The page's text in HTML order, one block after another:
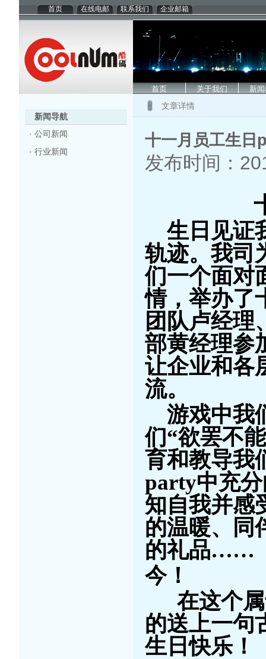
首页 在线电邮 联系我们 企业邮箱
首页 关于我们 新
新闻导航
· 公司新闻
· 行业新闻
文章详情
十一月员工生日
发布时间：
生日见证
轨迹。我司
们一个面对
情，举办了
团队卢经理
部黄经理参
让企业和各
流。
游戏中我
们“欲罢不
育和教导
party中充
知自我并
的温暖、同
的礼品……
今！
在这个属
的送上一句
生日快乐！